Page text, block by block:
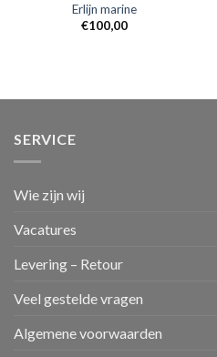
Erlijn marine
€100,00
SERVICE
Wie zijn wij
Vacatures
Levering – Retour
Veel gestelde vragen
Algemene voorwaarden